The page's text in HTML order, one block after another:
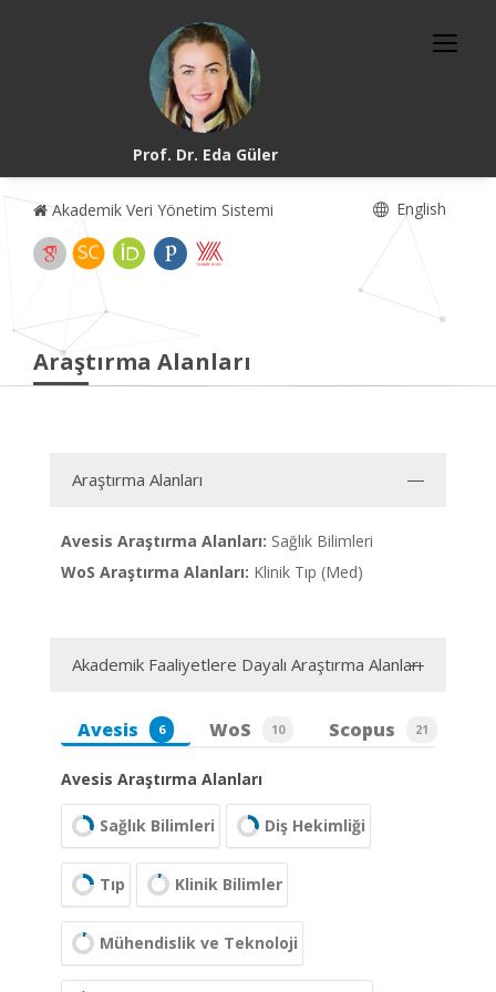
Prof. Dr. Eda Güler
Akademik Veri Yönetim Sistemi English
Araştırma Alanları
Araştırma Alanları
Avesis Araştırma Alanları: Sağlık Bilimleri
WoS Araştırma Alanları: Klinik Tıp (Med)
Akademik Faaliyetlere Dayalı Araştırma Alanları
Avesis 6 WoS 10 Scopus 21
Avesis Araştırma Alanları
Sağlık Bilimleri Diş Hekimliği
Tıp Klinik Bilimler
Mühendislik ve Teknoloji